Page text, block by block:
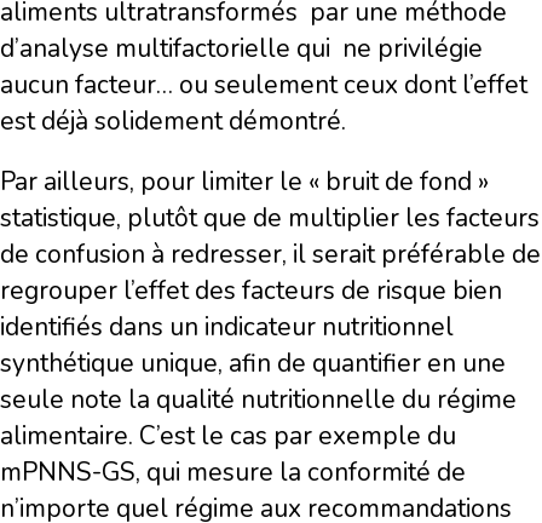
aliments ultratransformés par une méthode
d’analyse multifactorielle qui ne privilégie
aucun facteur… ou seulement ceux dont l’effet
est déjà solidement démontré.
Par ailleurs, pour limiter le « bruit de fond »
statistique, plutôt que de multiplier les facteurs
de confusion à redresser, il serait préférable de
regrouper l’effet des facteurs de risque bien
identifiés dans un indicateur nutritionnel
synthétique unique, afin de quantifier en une
seule note la qualité nutritionnelle du régime
alimentaire. C’est le cas par exemple du
mPNNS-GS, qui mesure la conformité de
n’importe quel régime aux recommandations